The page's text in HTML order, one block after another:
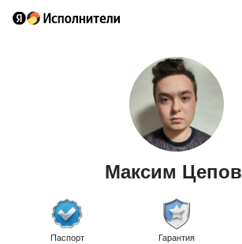
Максим Цепов
Паспорт Гарантия